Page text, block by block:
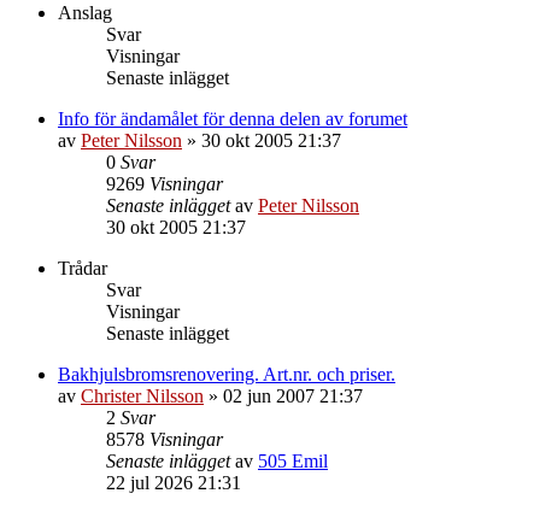
Anslag
Svar
Visningar
Senaste inlägget
Info för ändamålet för denna delen av forumet
av Peter Nilsson » 30 okt 2005 21:37
0 Svar
9269 Visningar
Senaste inläggetav Peter Nilsson
30 okt 2005 21:37
Trådar
Svar
Visningar
Senaste inlägget
Bakhjulsbromsrenovering. Art.nr. och priser.
av Christer Nilsson » 02 jun 2007 21:37
2 Svar
8578 Visningar
Senaste inläggetav 505 Emil
22 jul 2026 21:31